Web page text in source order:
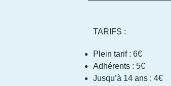
TARIFS :
Plein tarif : 6€
Adhérents : 5€
Jusqu’à 14 ans : 4€